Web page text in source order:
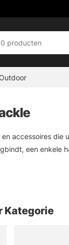
accessoires
een enkele
Kategorie